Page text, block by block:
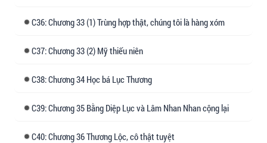
giới hạn cho Thương Lộc, còn đứng xếp hàng
đánh nhau để giành cơ hội cùng Thương Lộc đi
cũng công khai nói: Nếu Thương Lộc đồng ý
36: Chương 33 (1) Trùng hợp thật, chúng tôi là hàng xóm
37: Chương 33 (2) Mỹ thiếu niên
38: Chương 34 Học bá Lục Thương
39: Chương 35 Bằng Diệp Lục và Lâm Nhan Nhan cộng lại
40: Chương 36 Thương Lộc, cô thật tuyệt